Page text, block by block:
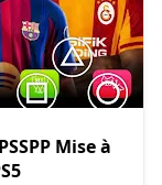
Mise à